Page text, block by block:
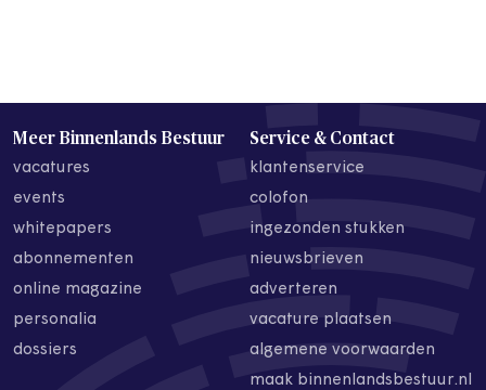
Meer Binnenlands Bestuur
vacatures
events
whitepapers
abonnementen
online magazine
personalia
dossiers
Service & Contact
klantenservice
colofon
ingezonden stukken
nieuwsbrieven
adverteren
vacature plaatsen
algemene voorwaarden
maak binnenlandsbestuur.nl